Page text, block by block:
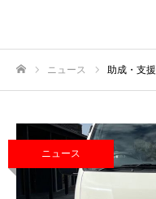
ニュース 助成・支援
ニュース